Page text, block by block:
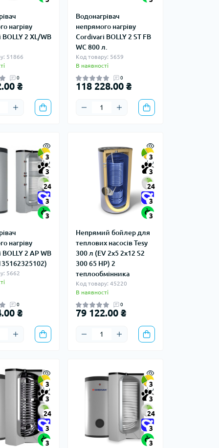
нагріву
2 XL/WB
51866
0
₴
Водонагрівач
непрямого нагріву
Cordivari BOLLY 2 ST FB
WC 800 л.
Код товару: 5659
В наявності
0
118 228.00 ₴
3
3
24
3
3
нагріву
2 AP WB
5662
0
₴
3
3
24
3
3
Непрямий бойлер для
теплових насосів Tesy
300 л (EV 2x5 2x12 S2
300 65 HP) 2
теплообмінника
Код товару: 45220
В наявності
0
79 122.00 ₴
3
3
24
3
3
3
3
24
3
3